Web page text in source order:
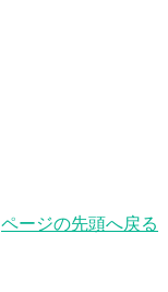
ページの先頭へ戻る